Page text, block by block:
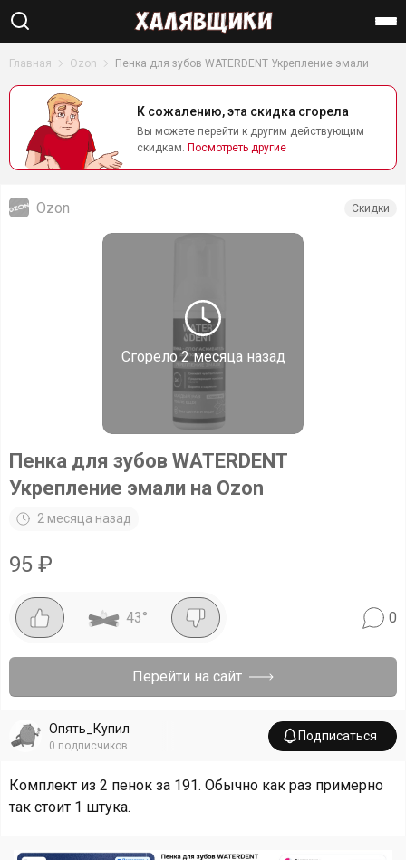
Найти
Главная Ozon Пенка для зубов WATERDENT Укрепление эмали
К сожалению, эта скидка сгорела
Вы можете перейти к другим действующим
скидкам. Посмотреть другие
Сгорело2 месяца назад
Ozon Скидки
Пенка для зубов WATERDENT
Укрепление эмали на Ozon
2 месяца назад
95 ₽
43° 0
Перейти на сайт
Опять_Купил
0 подписчиков
Подписаться
Комплект из 2 пенок за 191. Обычно как раз примерно
так стоит 1 штука.